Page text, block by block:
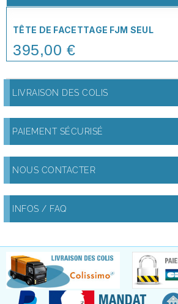
TÊTE DE FACETTAGE FJM SEUL
Price
395,00 €
LIVRAISON DES COLIS
PAIEMENT SÉCURISÉ
NOUS CONTACTER
INFOS / FAQ